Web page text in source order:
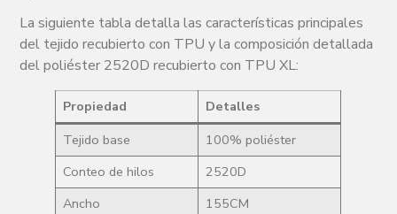
La siguiente tabla detalla las características principales
del tejido recubierto con TPU y la composición detallada
del poliéster 2520D recubierto con TPU XL:
Propiedad
Detalles
Tejido base
100% poliéster
Conteo de hilos
2520D
Ancho
155CM